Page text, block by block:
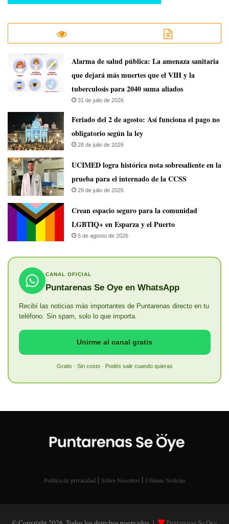
​Alarma de salud pública: La amenaza sanitaria
que dejará más muertes que el VIH y la
tuberculosis para 2040 suma aliados
31 de julio de 2026
Feriado del 2 de agosto: Así funciona el pago no
obligatorio según la ley
28 de julio de 2026
UCIMED logra histórica nota sobresaliente en la
prueba para el internado de la CCSS
29 de julio de 2026
Crean espacio seguro para la comunidad
LGBTIQ+ en Esparza y el Puerto
5 de agosto de 2026
CANAL OFICIAL
Puntarenas Se Oye en WhatsApp
Recibí las noticias más importantes de Puntarenas directo en tu
teléfono. Sin spam, solo lo que importa.
Unirme al canal gratis
Gratis · Sin costo · Podés salir cuando quieras
Política de privacidad | Sobre Nosotros | Últimas Noticias